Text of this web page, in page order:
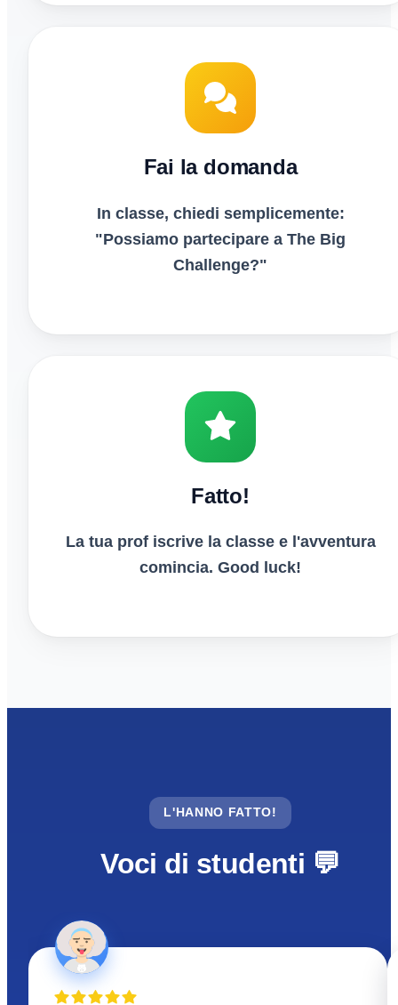
Fai la domanda
In classe, chiedi semplicemente:
"Possiamo partecipare a The Big
Challenge?"
Fatto!
La tua prof iscrive la classe e l'avventura
comincia. Good luck!
L'HANNO FATTO!
Voci di studenti 💬